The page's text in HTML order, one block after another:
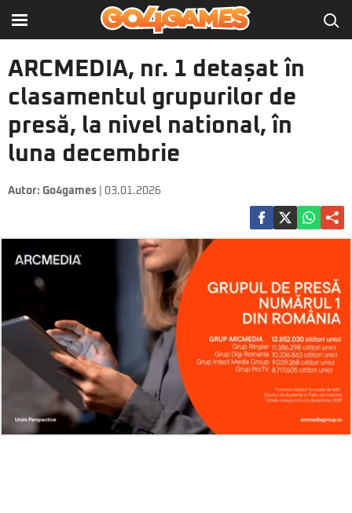
ARCMEDIA, nr. 1 detașat în
clasamentul grupurilor de
presă, la nivel national, în
luna decembrie
Autor: Go4games | 03.01.2026